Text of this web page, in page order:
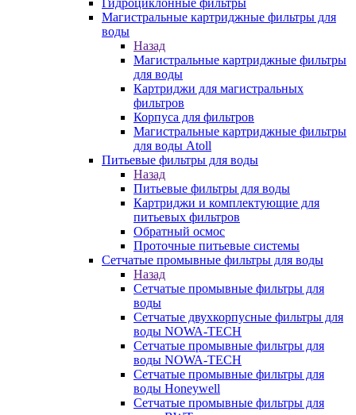
Гидроциклонные фильтры
Магистральные картриджные фильтры для
воды
Назад
Магистральные картриджные фильтры
для воды
Картриджи для магистральных
фильтров
Корпуса для фильтров
Магистральные картриджные фильтры
для воды Atoll
Питьевые фильтры для воды
Назад
Питьевые фильтры для воды
Картриджи и комплектующие для
питьевых фильтров
Обратный осмос
Проточные питьевые системы
Сетчатые промывные фильтры для воды
Назад
Сетчатые промывные фильтры для
воды
Сетчатые двухкорпусные фильтры для
воды NOWA-TECH
Сетчатые промывные фильтры для
воды NOWA-TECH
Сетчатые промывные фильтры для
воды Honeywell
Сетчатые промывные фильтры для